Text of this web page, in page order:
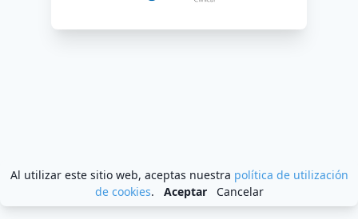
Al utilizar este sitio web, aceptas nuestra política de utilización
de cookies. Aceptar Cancelar